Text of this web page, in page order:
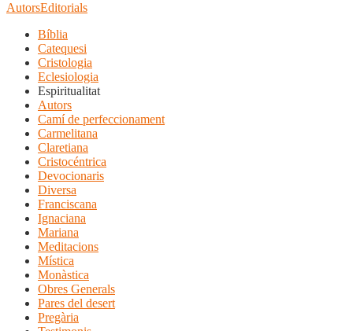
AutorsEditorials
Bíblia
Catequesi
Cristologia
Eclesiologia
Espiritualitat
Autors
Camí de perfeccionament
Carmelitana
Claretiana
Cristocéntrica
Devocionaris
Diversa
Franciscana
Ignaciana
Mariana
Meditacions
Mística
Monàstica
Obres Generals
Pares del desert
Pregària